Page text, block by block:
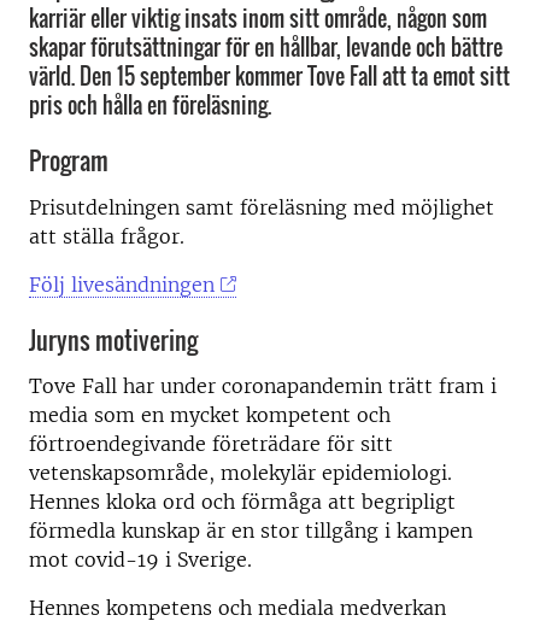
karriär eller viktig insats inom sitt område, någon som
skapar förutsättningar för en hållbar, levande och bättre
värld. Den 15 september kommer Tove Fall att ta emot sitt
pris och hålla en föreläsning.
Program
Prisutdelningen samt föreläsning med möjlighet
att ställa frågor.
Följ livesändningen
Juryns motivering
Tove Fall har under coronapandemin trätt fram i
media som en mycket kompetent och
förtroendegivande företrädare för sitt
vetenskapsområde, molekylär epidemiologi.
Hennes kloka ord och förmåga att begripligt
förmedla kunskap är en stor tillgång i kampen
mot covid-19 i Sverige.
Hennes kompetens och mediala medverkan